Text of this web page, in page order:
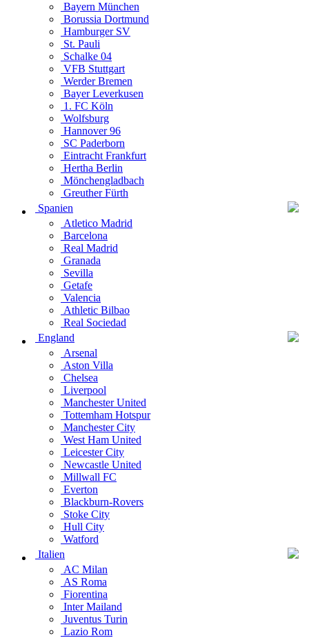
Bayern München
Borussia Dortmund
Hamburger SV
St. Pauli
Schalke 04
VFB Stuttgart
Werder Bremen
Bayer Leverkusen
1. FC Köln
Wolfsburg
Hannover 96
SC Paderborn
Eintracht Frankfurt
Hertha Berlin
Mönchengladbach
Greuther Fürth
Spanien
Atletico Madrid
Barcelona
Real Madrid
Granada
Sevilla
Getafe
Valencia
Athletic Bilbao
Real Sociedad
England
Arsenal
Aston Villa
Chelsea
Liverpool
Manchester United
Tottemham Hotspur
Manchester City
West Ham United
Leicester City
Newcastle United
Millwall FC
Everton
Blackburn-Rovers
Stoke City
Hull City
Watford
Italien
AC Milan
AS Roma
Fiorentina
Inter Mailand
Juventus Turin
Lazio Rom